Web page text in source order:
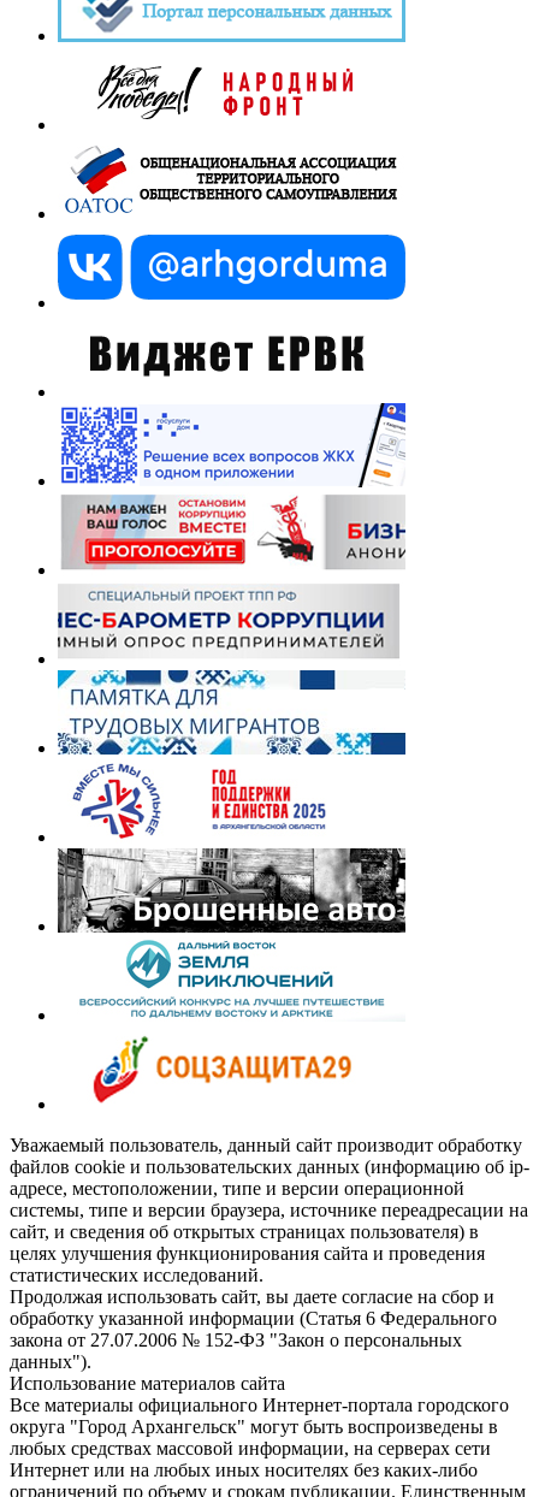
Уважаемый пользователь, данный сайт производит обработку
файлов cookie и пользовательских данных (информацию об ip-
адресе, местоположении, типе и версии операционной
системы, типе и версии браузера, источнике переадресации на
сайт, и сведения об открытых страницах пользователя) в
целях улучшения функционирования сайта и проведения
статистических исследований.
Продолжая использовать сайт, вы даете согласие на сбор и
обработку указанной информации (Статья 6 Федерального
закона от 27.07.2006 № 152-ФЗ "Закон о персональных
данных").
Использование материалов сайта
Все материалы официального Интернет-портала городского
округа "Город Архангельск" могут быть воспроизведены в
любых средствах массовой информации, на серверах сети
Интернет или на любых иных носителях без каких-либо
ограничений по объему и срокам публикации. Единственным